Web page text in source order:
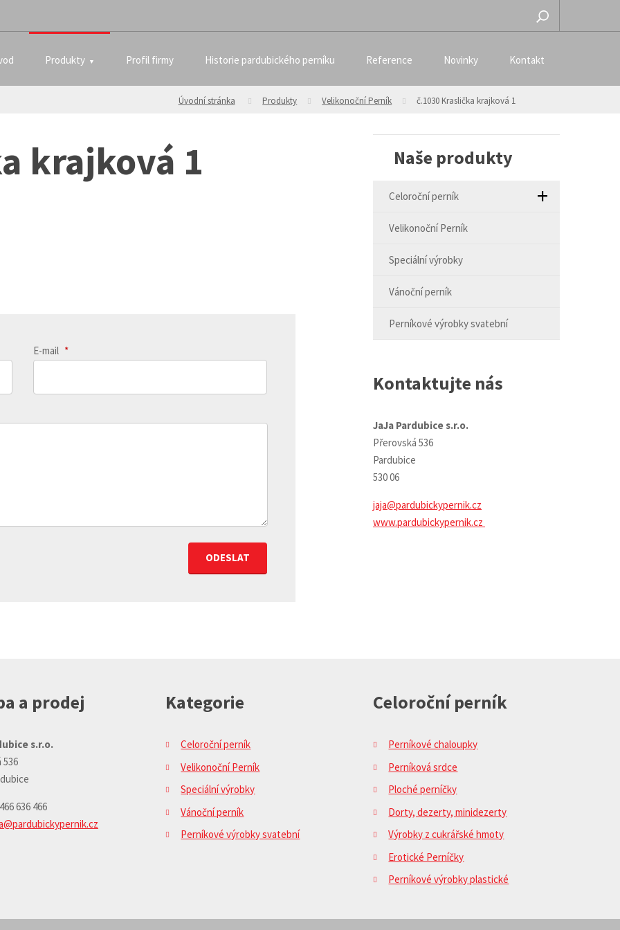
Produkty Profil firmy Historie pardubického perníku Reference Novinky Kontakt
Úvodní stránka Produkty Velikonoční Perník č.1030 Kraslička krajková 1
krajková 1
E-mail *
Naše produkty
Celoroční perník
Velikonoční Perník
Speciální výrobky
Vánoční perník
Perníkové výrobky svatební
Kontaktujte nás
JaJa Pardubice s.r.o.
Přerovská 536
Pardubice
530 06
jaja@pardubickypernik.cz
www.pardubickypernik.cz
a prodej
s.r.o.
536
636 466
Kategorie
Celoroční perník
Velikonoční Perník
Speciální výrobky
Vánoční perník
Perníkové výrobky svatební
Celoroční perník
Perníkové chaloupky
Perníková srdce
Ploché perníčky
Dorty, dezerty, minidezerty
Výrobky z cukrářské hmoty
Erotické Perníčky
Perníkové výrobky plastické